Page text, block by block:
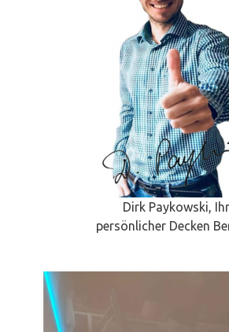
Dirk Paykowski, Ihr
persönlicher Decken